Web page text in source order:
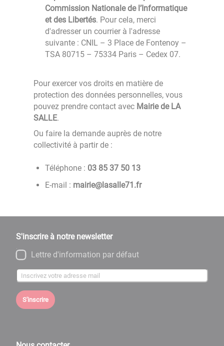
Commission Nationale de l’Informatique
et des Libertés. Pour cela, merci
d'adresser un courrier à l'adresse
suivante : CNIL – 3 Place de Fontenoy –
TSA 80715 – 75334 Paris – Cedex 07.
Pour exercer vos droits en matière de
protection des données personnelles, vous
pouvez prendre contact avec Mairie de LA
SALLE.
Ou faire la demande auprès de notre
collectivité à partir de :
Téléphone : 31 05 73 58 30
E-mail : rf.17ellasal@eiriam
S'inscrire à notre newsletter
Lettre d'information par défaut
S'inscrire